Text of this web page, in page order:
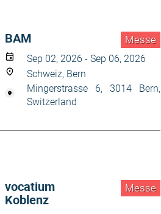
Messe
BAM
Sep 02, 2026 - Sep 06, 2026
Schweiz, Bern
Mingerstrasse 6, 3014 Bern,
Switzerland
Messe
vocatium
Koblenz